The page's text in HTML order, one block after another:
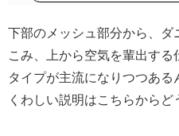
下部のメッシュ部分から、
こみ、上から空気を輩出す
タイプが主流になりつつある
くわしい説明はこちらからど